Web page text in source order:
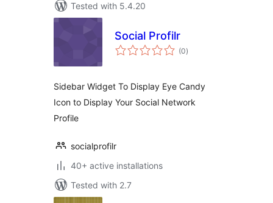
Tested with 5.4.20
Social Profilr
(0total
ratings
)
Sidebar Widget To Display Eye Candy
Icon to Display Your Social Network
Profile
socialprofilr
40+ active installations
Tested with 2.7